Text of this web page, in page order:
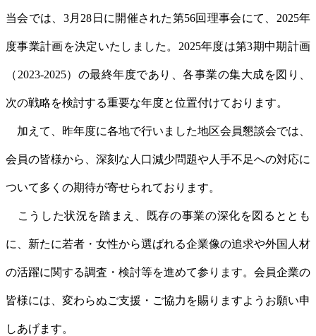
当会では、3月28日に開催された第56回理事会にて、2025年
度事業計画を決定いたしました。2025年度は第3期中期計画
（2023-2025）の最終年度であり、各事業の集大成を図り、
次の戦略を検討する重要な年度と位置付けております。
加えて、昨年度に各地で行いました地区会員懇談会では、
会員の皆様から、深刻な人口減少問題や人手不足への対応に
ついて多くの期待が寄せられております。
こうした状況を踏まえ、既存の事業の深化を図るととも
に、新たに若者・女性から選ばれる企業像の追求や外国人材
の活躍に関する調査・検討等を進めて参ります。会員企業の
皆様には、変わらぬご支援・ご協力を賜りますようお願い申
しあげます。